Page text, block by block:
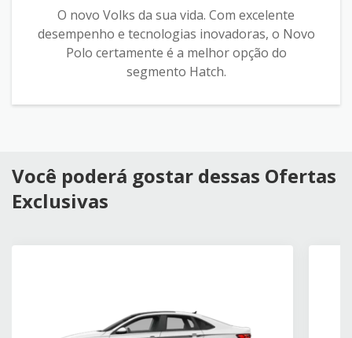
O novo Volks da sua vida. Com excelente
desempenho e tecnologias inovadoras, o Novo
Polo certamente é a melhor opção do
segmento Hatch.
Você poderá gostar dessas Ofertas
Exclusivas